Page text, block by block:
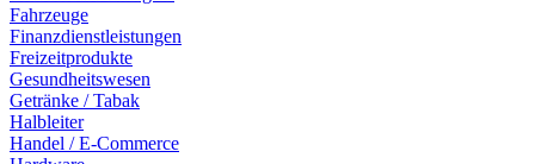
Fahrzeuge
Finanzdienstleistungen
Freizeitprodukte
Gesundheitswesen
Getränke / Tabak
Halbleiter
Handel / E-Commerce